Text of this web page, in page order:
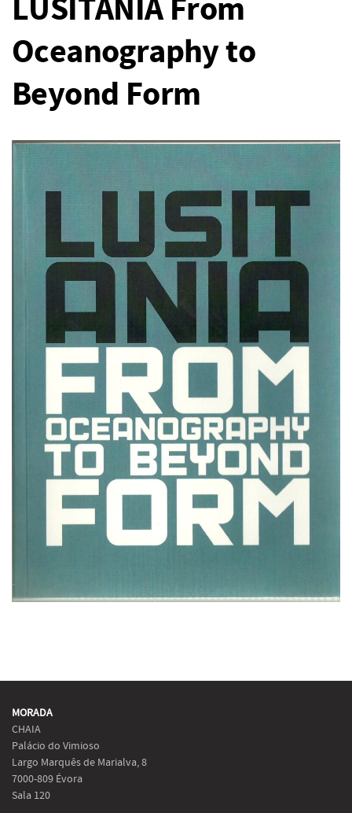
LUSITANIA From
Oceanography to
Beyond Form
MORADA
CHAIA
Palácio do Vimioso
Largo Marquês de Marialva, 8
7000-809 Évora
Sala 120